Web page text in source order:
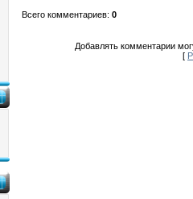
Всего комментариев: 0
Добавлять комментарии
[